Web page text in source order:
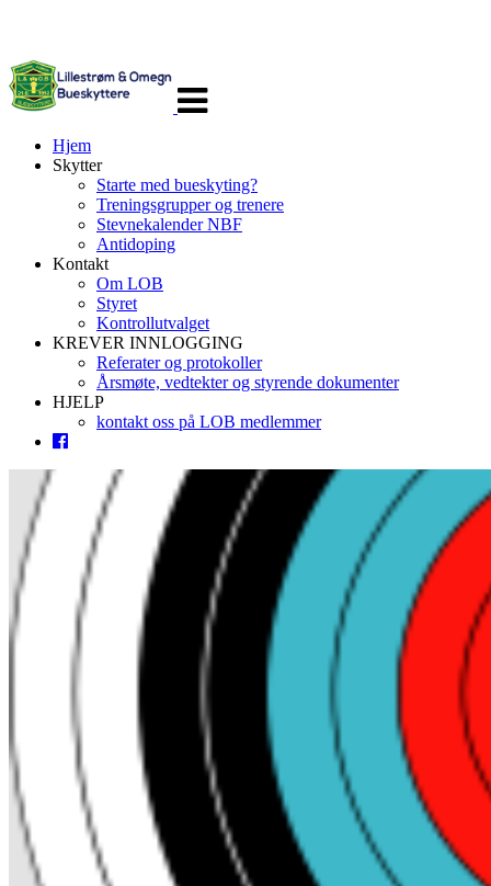
navigasjon
Hjem
Skytter
Starte med bueskyting?
Treningsgrupper og trenere
Stevnekalender NBF
Antidoping
Kontakt
Om LOB
Styret
Kontrollutvalget
KREVER INNLOGGING
Referater og protokoller
Årsmøte, vedtekter og styrende dokumenter
HJELP
kontakt oss på LOB medlemmer